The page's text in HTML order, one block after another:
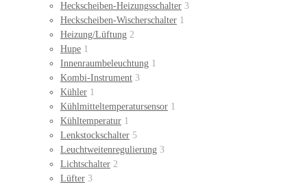
Heckscheiben-Heizungsschalter 3
Heckscheiben-Wischerschalter 1
Heizung/Lüftung 2
Hupe 1
Innenraumbeleuchtung 1
Kombi-Instrument 3
Kühler 1
Kühlmitteltemperatursensor 1
Kühltemperatur 1
Lenkstockschalter 5
Leuchtweitenregulierung 3
Lichtschalter 2
Lüfter 3